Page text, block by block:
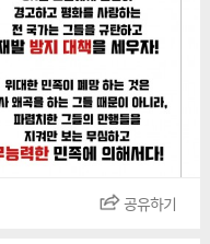
사수) 단체인“사단법인
이러한망언에 당사자는
한다고 강력히 주장 했
에 엄중히 경고를 해야
언을 “옹호”하는 일본정
엄중한 처벌을 받아야
바이다.(4). 램지어 교수
국 독도사랑 세계연대뿐
을 거부하고 있다.(5). 논
공유하기